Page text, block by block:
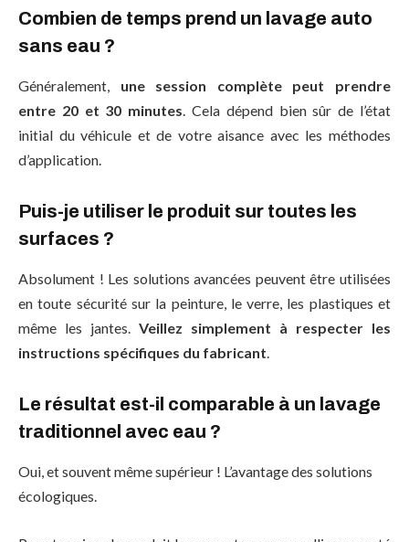
Combien de temps prend un lavage auto
sans eau ?
Généralement, une session complète peut prendre
entre 20 et 30 minutes. Cela dépend bien sûr de l’état
initial du véhicule et de votre aisance avec les méthodes
d’application.
Puis-je utiliser le produit sur toutes les
surfaces ?
Absolument ! Les solutions avancées peuvent être utilisées
en toute sécurité sur la peinture, le verre, les plastiques et
même les jantes. Veillez simplement à respecter les
instructions spécifiques du fabricant.
Le résultat est-il comparable à un lavage
traditionnel avec eau ?
Oui, et souvent même supérieur ! L’avantage des solutions
écologiques.